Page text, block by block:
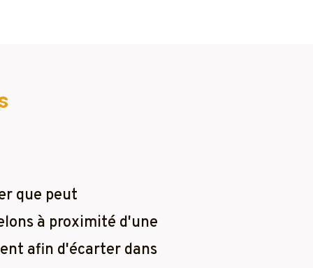
que peut
à proximité d'une
afin d'écarter dans